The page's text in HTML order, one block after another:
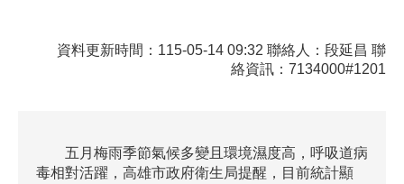
資料更新時間：115-05-14 09:32 聯絡人：段延昌 聯
絡資訊：7134000#1201
五月梅雨季節氣候多變且環境濕度高，呼吸道病
毒相對活躍，高雄市政府衛生局提醒，目前統計顯